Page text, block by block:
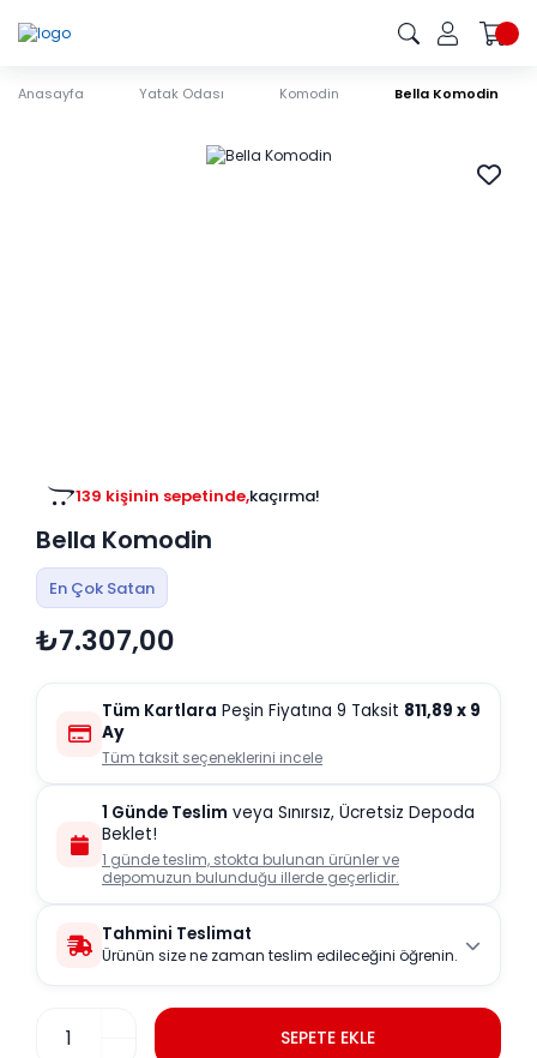
Anasayfa Yatak Odası Komodin Bella Komodin
139 kişinin sepetinde,kaçırma!
Bella Komodin
En Çok Satan
₺7.307,00
Tüm Kartlara Peşin Fiyatına 9 Taksit 811,89 x 9
Ay
Tüm taksit seçeneklerini incele
1 Günde Teslim veya Sınırsız, Ücretsiz Depoda
Beklet!
1 günde teslim, stokta bulunan ürünler ve
depomuzun bulunduğu illerde geçerlidir.
Tahmini Teslimat
Ürünün size ne zaman teslim edileceğini öğrenin.
SEPETE EKLE